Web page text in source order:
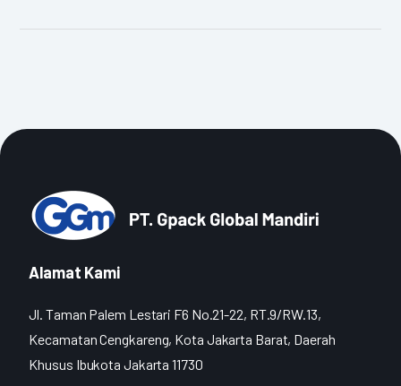
Alamat Kami
Jl. Taman Palem Lestari F6 No.21-22, RT.9/RW.13,
Kecamatan Cengkareng, Kota Jakarta Barat, Daerah
Khusus Ibukota Jakarta 11730